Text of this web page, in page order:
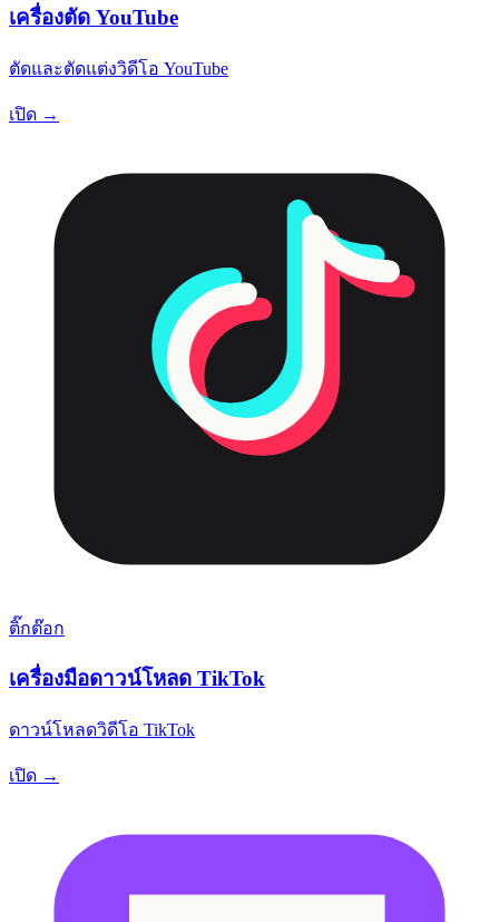
เครื่องตัด YouTube
ตัดและตัดแต่งวิดีโอ YouTube
เปิด →
ติ๊กต๊อก
เครื่องมือดาวน์โหลด TikTok
ดาวน์โหลดวิดีโอ TikTok
เปิด →